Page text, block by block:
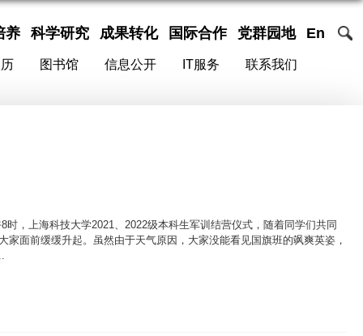
养 科学研究 成果转化 国际合作 党群园地 En
图书馆 信息公开 IT服务 联系我们
，上海科技大学2021、2022级本科生军训结营仪式，随着同学们共同
面前缓缓升起。虽然由于天气原因，大家没能看见国旗班的飒爽英姿，